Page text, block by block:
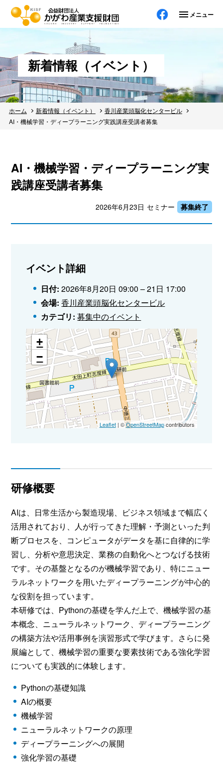
メニュー
新着情報（イベント）
ホーム 新着情報（イベント）
香川産業頭脳化センタービル
AI・機械学習・ディープラーニング実践講座受講者募集
AI・機械学習・ディープラーニング実
践講座受講者募集
2026年6月23日 セミナー 募集終了
イベント詳細
日付: 2026年8月20日 09:00 –21日 17:00
会場: 香川産業頭脳化センタービル
カテゴリ: 募集中のイベント
+
−
Leaflet| ©OpenStreetMapcontributors
研修概要
AIは、日常生活から製造現場、ビジネス領域まで幅広く
活用されており、人が行ってきた理解・予測といった判
断プロセスを、コンピュータがデータを基に自律的に学
習し、分析や意思決定、業務の自動化へとつなげる技術
です。その基盤となるのが機械学習であり、特にニュー
ラルネットワークを用いたディープラーニングが中心的
な役割を担っています。
本研修では、Pythonの基礎を学んだ上で、機械学習の基
本概念、ニューラルネットワーク、ディープラーニング
の構築方法や活用事例を演習形式で学びます。さらに発
展編として、機械学習の重要な要素技術である強化学習
についても実践的に体験します。
Pythonの基礎知識
AIの概要
機械学習
ニューラルネットワークの原理
ディープラーニングへの展開
強化学習の基礎